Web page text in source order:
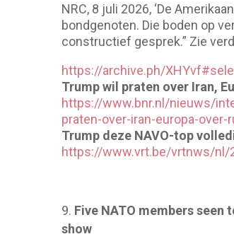
NRC, 8 juli 2026, ‘De
bondgenoten. Die boden op
constructief gesprek.” Zie
https://archive.ph/
Trump wil praten over Iran,
https://www.bnr.nl/nieuws/
praten-over-iran-europa-over-
Trump deze NAVO-top
https://www.vrt.be/vrtnws/nl/
Five NATO members seen
show